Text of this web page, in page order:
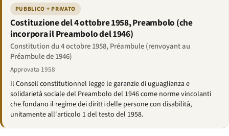
PUBBLICO + PRIVATO
Costituzione del 4 ottobre 1958, Preambolo (che
incorpora il Preambolo del 1946)
Constitution du 4 octobre 1958, Préambule (renvoyant au
Préambule de 1946)
Approvata 1958
Il Conseil constitutionnel legge le garanzie di uguaglianza e
solidarietà sociale del Preambolo del 1946 come norme vincolanti
che fondano il regime dei diritti delle persone con disabilità,
unitamente all'articolo 1 del testo del 1958.